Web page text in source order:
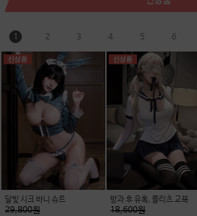
1 2 3 4 5 6
달빛 시크 바니 슈트
29,800원
방과 후 유혹, 플리츠 교복
18,600원